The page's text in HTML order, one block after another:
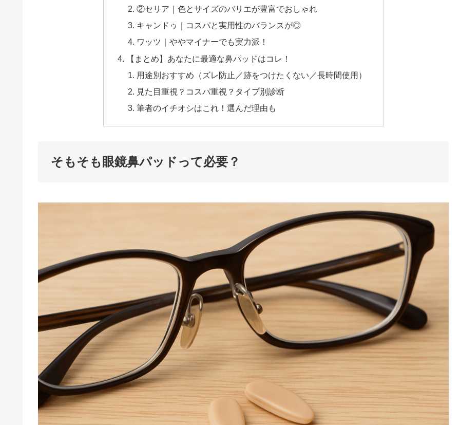
②セリア｜色とサイズのバリエが豊富でおしゃれ
キャンドゥ｜コスパと実用性のバランスが◎
ワッツ｜ややマイナーでも実力派！
【まとめ】あなたに最適な鼻パッドはコレ！
用途別おすすめ（ズレ防止／跡をつけたくない／長時間使用）
見た目重視？コスパ重視？タイプ別診断
筆者のイチオシはこれ！選んだ理由も
そもそも眼鏡鼻パッドって必要？